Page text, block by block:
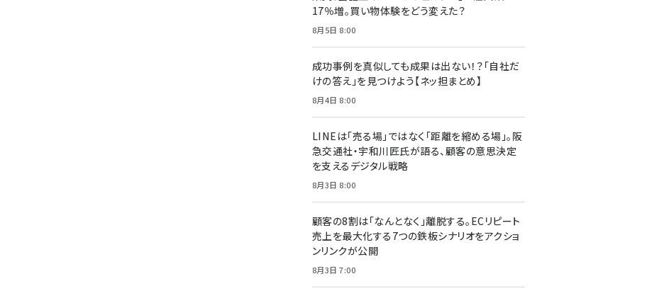
17％増。買い物体験をどう変えた？
8月5日 8:00
成功事例を真似しても成果は出ない！？「自社だ
けの答え」を見つけよう【ネッ担まとめ】
8月4日 8:00
LINEは「売る場」ではなく「距離を縮める場」。阪
急交通社・宇和川匠氏が語る、顧客の意思決定
を支えるデジタル戦略
8月3日 8:00
顧客の8割は「なんとなく」離脱する。ECリピート
売上を最大化する7つの鉄板シナリオをアクショ
ンリンクが公開
8月3日 7:00